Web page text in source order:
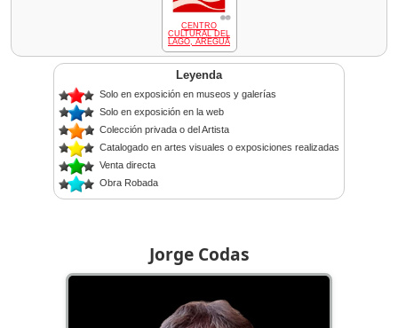
Jorge Codas
CENTRO
CULTURAL DEL
LAGO, AREGUÁ
Leyenda
Solo en exposición en museos y galerías
Solo en exposición en la web
Colección privada o del Artista
Catalogado en artes visuales o exposiciones realizadas
Venta directa
Obra Robada